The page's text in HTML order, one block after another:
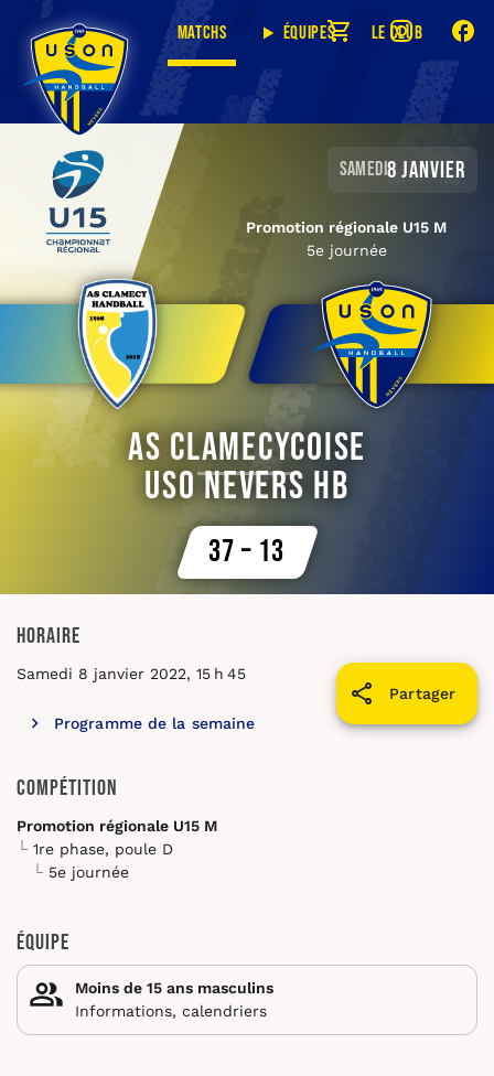
Matchs Équipes Le club
samedi8 janvier
Promotion régionale U15 M
5e journée
AS Clamecycoise
USO Nevers HB
37 – 13
Horaire
Partager
Samedi 8 janvier 2022, 15 h 45
Programme de la semaine
Compétition
Promotion régionale U15 M
1re phase, poule D
5e journée
Équipe
Moins de 15 ans masculins
Informations, calendriers